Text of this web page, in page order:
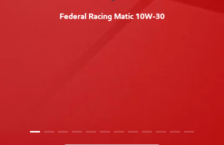
Federal Racing Matic 10W-30